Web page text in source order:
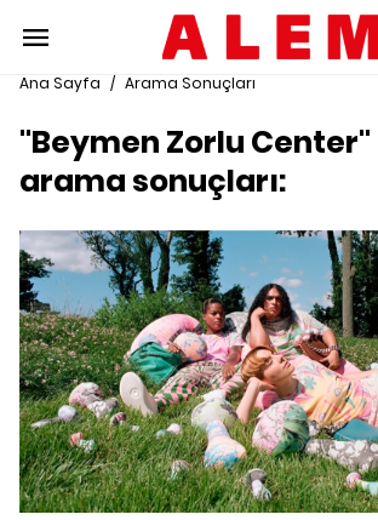
Ana Sayfa / Arama Sonuçları
"Beymen Zorlu
arama sonuçları: